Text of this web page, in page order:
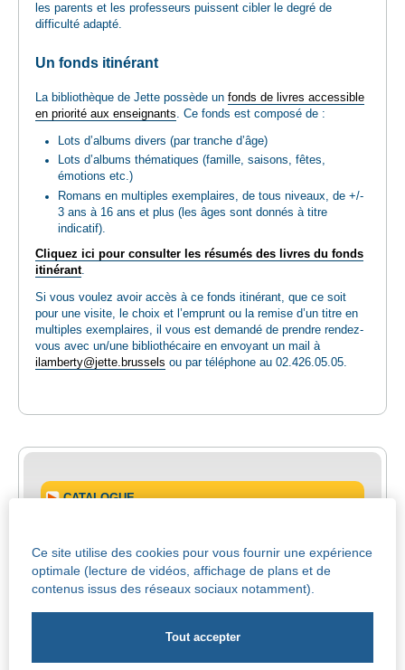
les parents et les professeurs puissent cibler le degré de
difficulté adapté.
Un fonds itinérant
La bibliothèque de Jette possède un fonds de livres accessible
en priorité aux enseignants . Ce fonds est composé de :
Lots d’albums divers (par tranche d’âge)
Lots d’albums thématiques (famille, saisons, fêtes,
émotions etc.)
Romans en multiples exemplaires, de tous niveaux, de +/-
3 ans à 16 ans et plus (les âges sont donnés à titre
indicatif).
Cliquez ici pour consulter les résumés des livres du fonds
itinérant.
Si vous voulez avoir accès à ce fonds itinérant, que ce soit
pour une visite, le choix et l’emprunt ou la remise d’un titre en
multiples exemplaires, il vous est demandé de prendre rendez-
vous avec un/une bibliothécaire en envoyant un mail à
ilamberty@jette.brussels ou par téléphone au 02.426.05.05.
Ce site utilise des cookies pour vous fournir une expérience
optimale (lecture de vidéos, affichage de plans et de
contenus issus des réseaux sociaux notamment).
CATALOGUE
MODALITES D'INSCRIPTION
MON COMPTE